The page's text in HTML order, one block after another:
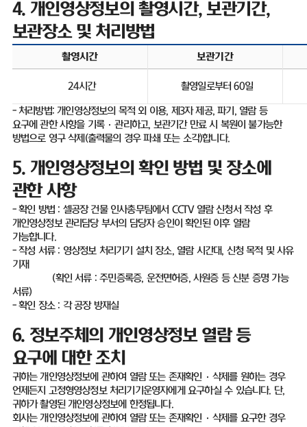
4. 개인영상정보의 촬영시간, 보관기간,
보관장소 및 처리방법
촬영시간 보관기간
24시간 촬영일로부터60일
-처리방법:개인영상정보의 목적 외 이용, 제 3자 제공,파기 , 열람 등
요구에 관한 사항을 기록·관리하고, 보관기간 만료 시 복원이 불가능한
방법으로 영구 삭제 (출력물의 경우 파쇄 또는 소각)합니다.
5. 개인영상정보의 확인 방법 및 장소에
관한 사항
-확인 방법 : 셀공장 건물 인사총무팀에서 CCTV 열람 신청서 작성 후
개인영상정보 관리담당 부서의 담당자 승인이 확인된 이후 열람
가능합니다.
-작성 서류: 영상정보 처리기기 설치 장소, 열람 시간대, 신청 목적 및 사유
기재
(확인 서류 :주민증록증, 운전면허증, 사원증 등 신분 증명 가능
서류)
-확인 장소 : 각 공장 방재실
6. 정보주체의 개인영상정보 열람 등
요구에 대한 조치
귀하는 개인영상정보에 관하여 열람 또는 존재확인 · 삭제를 원하는 경우
언제든지 고정형영상정보 처리기기운영자에게 요구하실 수 있습니다. 단,
귀하가 촬영된 개인영상정보에 한정됩니다.
회사는 개인영상정보에 관하여 열람 또는 존재확인 · 삭제를 요구한 경우